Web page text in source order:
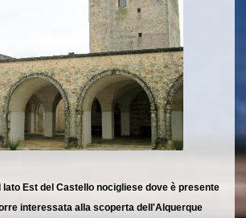
lato Est del Castello nocigliese dove è presente
interessata alla scoperta dell'Alquerque